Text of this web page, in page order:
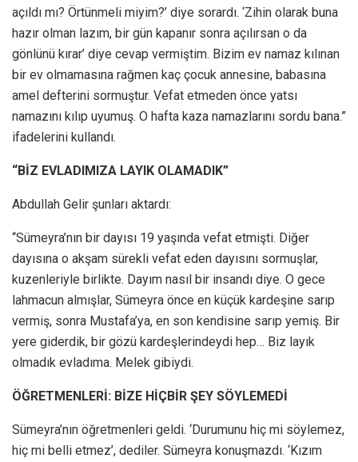
açıldı mı? Örtünmeli miyim?’ diye sorardı. ‘Zihin olarak buna
hazır olman lazım, bir gün kapanır sonra açılırsan o da
gönlünü kırar’ diye cevap vermiştim. Bizim ev namaz kılınan
bir ev olmamasına rağmen kaç çocuk annesine, babasına
amel defterini sormuştur. Vefat etmeden önce yatsı
namazını kılıp uyumuş. O hafta kaza namazlarını sordu bana.”
ifadelerini kullandı.
“BİZ EVLADIMIZA LAYIK OLAMADIK”
Abdullah Gelir şunları aktardı:
“Sümeyra’nın bir dayısı 19 yaşında vefat etmişti. Diğer
dayısına o akşam sürekli vefat eden dayısını sormuşlar,
kuzenleriyle birlikte. Dayım nasıl bir insandı diye. O gece
lahmacun almışlar, Sümeyra önce en küçük kardeşine sarıp
vermiş, sonra Mustafa’ya, en son kendisine sarıp yemiş. Bir
yere giderdik, bir gözü kardeşlerindeydi hep… Biz layık
olmadık evladıma. Melek gibiydi.
ÖĞRETMENLERİ: BİZE HİÇBİR ŞEY SÖYLEMEDİ
Sümeyra’nın öğretmenleri geldi. ‘Durumunu hiç mi söylemez,
hiç mi belli etmez’, dediler. Sümeyra konuşmazdı. ‘Kızım